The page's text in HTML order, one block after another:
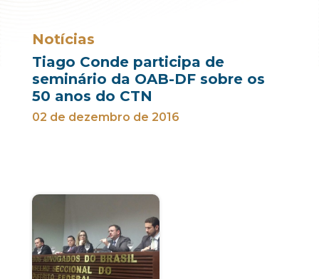
Notícias
Tiago Conde participa de
seminário da OAB-DF sobre os
50 anos do CTN
02 de dezembro de 2016